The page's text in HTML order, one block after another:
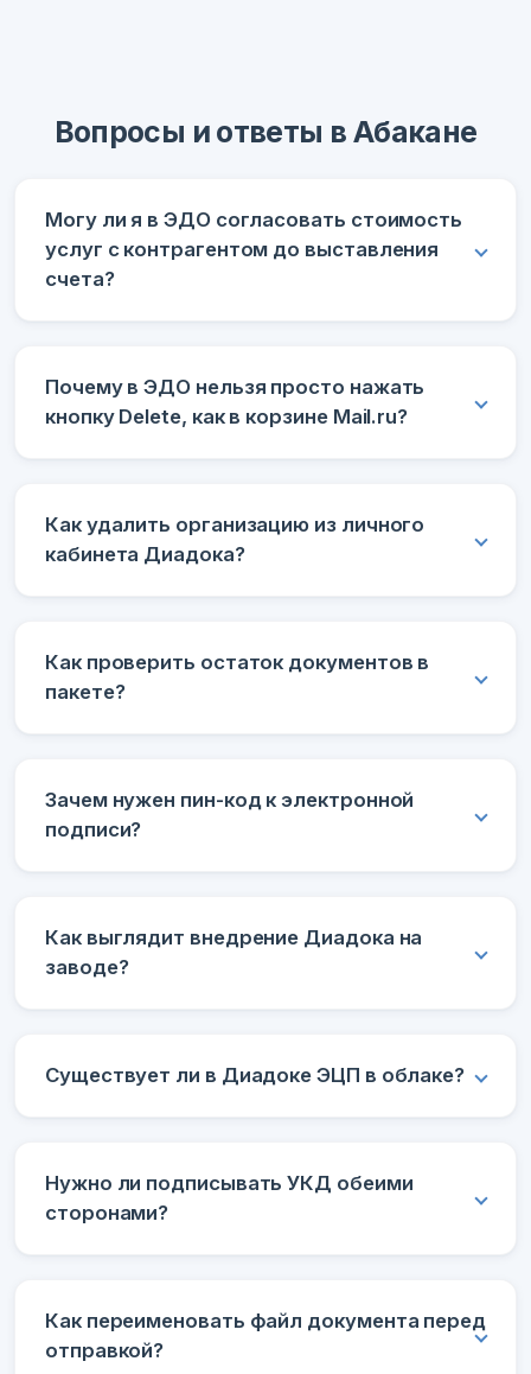
Вопросы и ответы в Абакане
Могу ли я в ЭДО согласовать стоимость
услуг с контрагентом до выставления
счета?
Почему в ЭДО нельзя просто нажать
кнопку Delete, как в корзине Mail.ru?
Как удалить организацию из личного
кабинета Диадока?
Как проверить остаток документов в
пакете?
Зачем нужен пин-код к электронной
подписи?
Как выглядит внедрение Диадока на
заводе?
Существует ли в Диадоке ЭЦП в облаке?
Нужно ли подписывать УКД обеими
сторонами?
Как переименовать файл документа перед
отправкой?